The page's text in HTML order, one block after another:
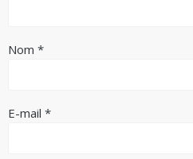
Nom*
E-mail*